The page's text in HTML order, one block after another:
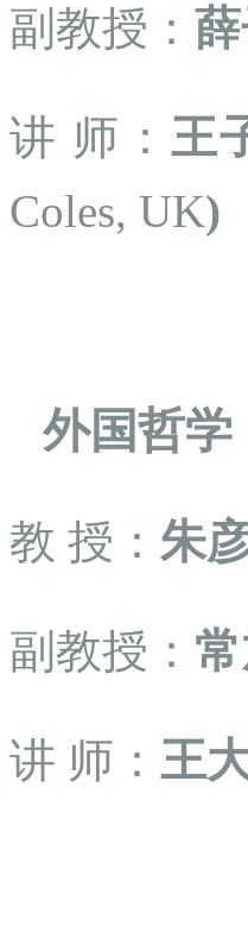
副教授：
讲 师： 王
Coles, UK)
外国哲学
教 授： 朱
副教授：
讲 师： 王